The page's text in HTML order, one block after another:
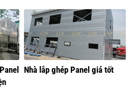
Nhà lắp ghép Panel giá tốt